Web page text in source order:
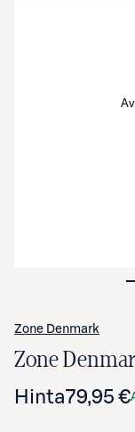
Zone Denmark
Zone
Hinta79,95 €